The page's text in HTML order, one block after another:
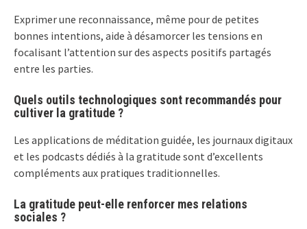
Exprimer une reconnaissance, même pour de petites
bonnes intentions, aide à désamorcer les tensions en
focalisant l’attention sur des aspects positifs partagés
entre les parties.
Quels outils technologiques sont recommandés pour
cultiver la gratitude ?
Les applications de méditation guidée, les journaux digitaux
et les podcasts dédiés à la gratitude sont d’excellents
compléments aux pratiques traditionnelles.
La gratitude peut-elle renforcer mes relations
sociales ?